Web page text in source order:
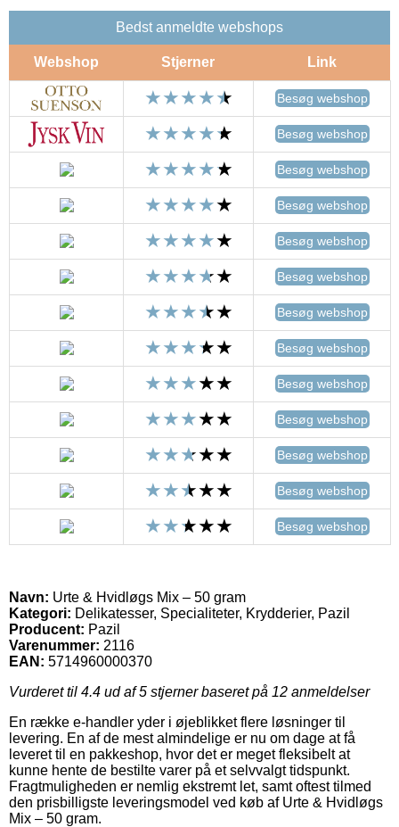
Bedst anmeldte webshops
Webshop Stjerner Link
Besøg webshop
Besøg webshop
Besøg webshop
Besøg webshop
Besøg webshop
Besøg webshop
Besøg webshop
Besøg webshop
Besøg webshop
Besøg webshop
Besøg webshop
Besøg webshop
Besøg webshop
Navn: Urte & Hvidløgs Mix – 50 gram
Kategori: Delikatesser, Specialiteter, Krydderier, Pazil
Producent: Pazil
Varenummer: 2116
EAN: 5714960000370
Vurderet til 4.4 ud af 5 stjerner baseret på 12 anmeldelser
En række e-handler yder i øjeblikket flere løsninger til
levering. En af de mest almindelige er nu om dage at få
leveret til en pakkeshop, hvor det er meget fleksibelt at
kunne hente de bestilte varer på et selvvalgt tidspunkt.
Fragtmuligheden er nemlig ekstremt let, samt oftest tilmed
den prisbilligste leveringsmodel ved køb af Urte & Hvidløgs
Mix – 50 gram.